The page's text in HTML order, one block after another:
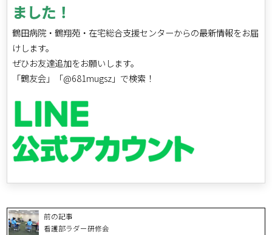
ました！
鶴田病院・鶴翔苑・在宅総合支援センターからの最新情報をお届
けします。
ぜひお友達追加をお願いします。
「鶴友会」「@681mugsz」で検索！
前の記事
看護部ラダー研修会